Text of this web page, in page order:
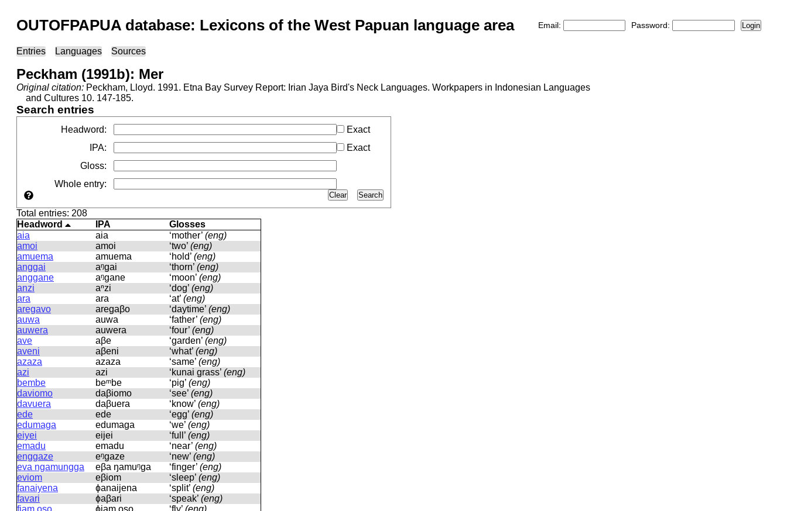
OUTOFPAPUA database: Lexicons of the West Papuan language area Email: Password: Login
Entries Languages Sources
Peckham (1991b): Mer
Original citation: Peckham, Lloyd. 1991. Etna Bay Survey Report: Irian Jaya Bird's Neck Languages. Workpapers in Indonesian Languages
and Cultures 10. 147-185.
Search entries
Headword:
Exact
IPA:
Exact
Gloss:
Whole entry:
Search
Clear
Total entries: 208
Headword
IPA
Glosses
aia
aia ‘mother’ (eng)
amoi
amoi ‘two’ (eng)
amuema
amuema ‘hold’ (eng)
anggai
aᵑɡai ‘thorn’ (eng)
anggane
aᵑɡane ‘moon’ (eng)
anzi
aⁿzi ‘dog’ (eng)
ara
ara ‘at’ (eng)
aregavo
areɡaβo ‘daytime’ (eng)
auwa
auwa ‘father’ (eng)
auwera
auwera ‘four’ (eng)
ave
aβe ‘garden’ (eng)
aveni
aβeni ‘what’ (eng)
azaza
azaza ‘same’ (eng)
azi
azi ‘kunai grass’ (eng)
bembe
beᵐbe ‘pig’ (eng)
daviomo
daβiomo ‘see’ (eng)
davuera
daβuera ‘know’ (eng)
ede
ede ‘egg’ (eng)
edumaga
edumaɡa ‘we’ (eng)
eiyei
eijei ‘full’ (eng)
emadu
emadu ‘near’ (eng)
enggaze
eᵑɡaze ‘new’ (eng)
eva ngamungga
eβa ŋamuᵑɡa ‘finger’ (eng)
eviom
eβiom ‘sleep’ (eng)
fanaiyena
ɸanaijena ‘split’ (eng)
favari
ɸaβari ‘speak’ (eng)
fiam oso
ɸiam oso ‘fly’ (eng)